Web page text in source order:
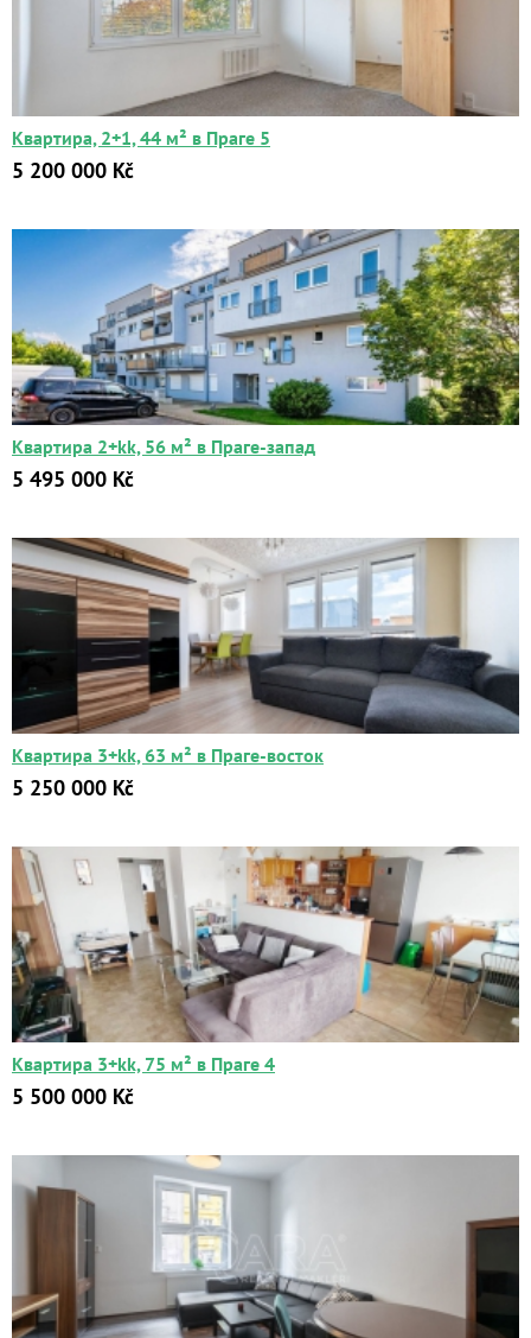
Квартира, 2+1, 44 м² в Праге 5
5 200 000 Kč
Квартира 2+kk, 56 м² в Праге-запад
5 495 000 Kč
Квартира 3+kk, 63 м² в Праге-восток
5 250 000 Kč
Квартира 3+kk, 75 м² в Праге 4
5 500 000 Kč